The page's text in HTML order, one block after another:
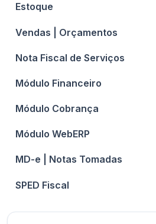
Estoque
Vendas | Orçamentos
Nota Fiscal de Serviços
Módulo Financeiro
Módulo Cobrança
Módulo WebERP
MD-e | Notas Tomadas
SPED Fiscal